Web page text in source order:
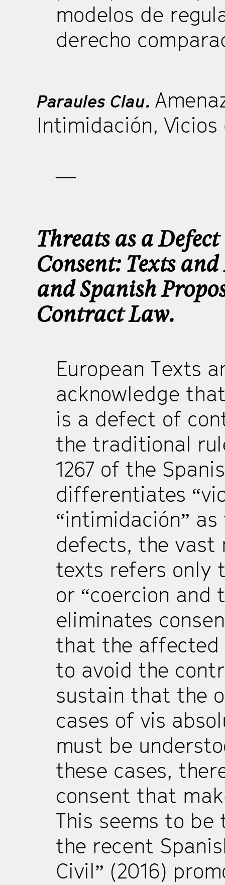
modelos de
derecho
Paraules Clau.
Intimidación,
—
Threats as a
Consent: Texts
and Spanish
Contract Law.
European Texts
acknowledge
is a defect of
the traditional
1267 of the
differentiates
“intimidación”
defects, the vast
texts refers only
or “coercion and
eliminates
that the affected
to avoid the
sustain that the
cases of vis
must be
these cases,
consent that
This seems to
the recent
Civil” (2016)